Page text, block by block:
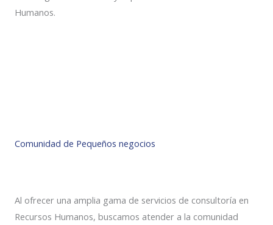
Humanos.
Comunidad de Pequeños negocios
Al ofrecer una amplia gama de servicios de consultoría en
Recursos Humanos, buscamos atender a la comunidad